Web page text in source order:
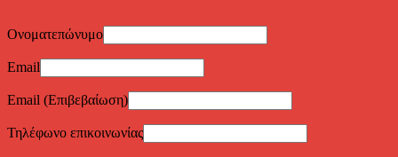
Ονοματεπώνυμο
Email
Email (Επιβεβαίωση)
Τηλέφωνο επικοινωνίας